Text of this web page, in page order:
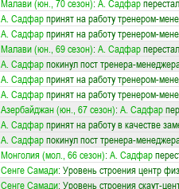
Малави (юн., 70 сезон): А. Садфар
А. Садфарпринят на работу тренером-
А. Садфарпринят на работу тренером-
Малави (юн., 69 сезон): А. Садфар
А. Садфарпокинул пост тренера-
А. Садфарпринят на работу тренером-
А. Садфарпринят на работу тренером-
Азербайджан (юн., 67 сезон): А. Садфар
А. Садфарпринят на работу в качестве
А. Садфарпокинул пост тренера-
Монголия (мол., 66 сезон): А. Садфар
Сенге Самади: Уровень строения центр
Сенге Самади: Уровень строения скаут-